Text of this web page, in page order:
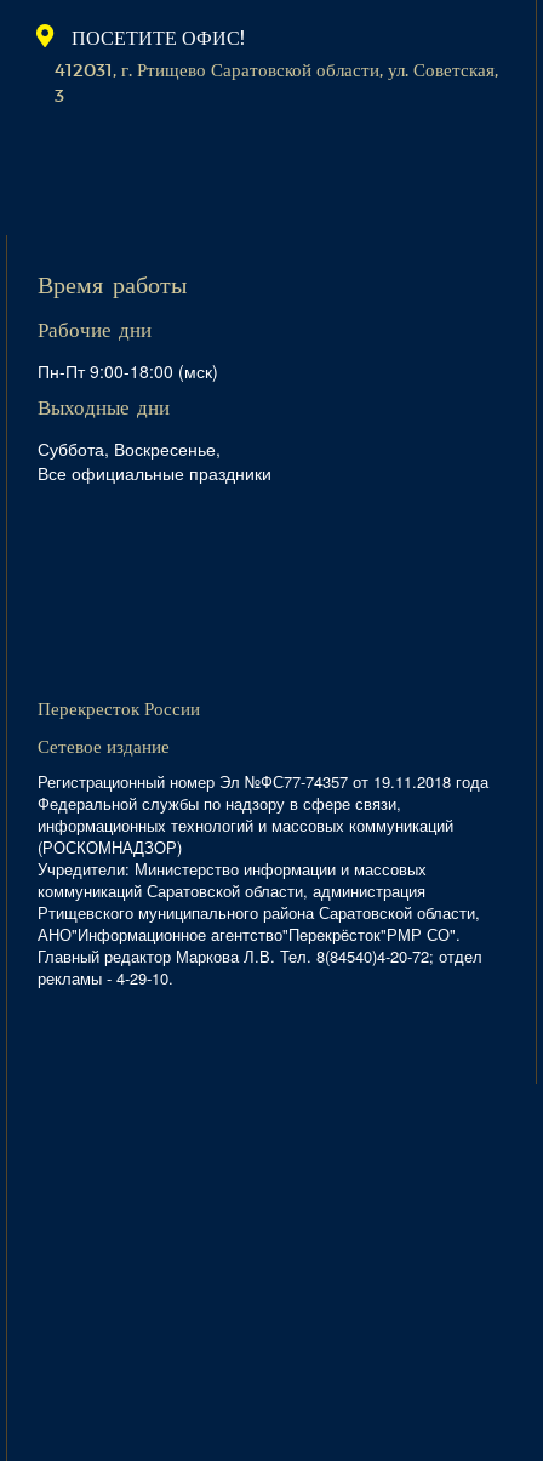
ПОСЕТИТЕ ОФИС!
412031, г. Ртищево Саратовской области, ул. Советская,
3
Время работы
Рабочие дни
Пн-Пт 9:00-18:00 (мск)
Выходные дни
Суббота, Воскресенье,
Все официальные праздники
Перекресток России
Сетевое издание
Регистрационный номер Эл №ФС77-74357 от 19.11.2018 года
Федеральной службы по надзору в сфере связи,
информационных технологий и массовых коммуникаций
(РОСКОМНАДЗОР)
Учредители: Министерство информации и массовых
коммуникаций Саратовской области, администрация
Ртищевского муниципального района Саратовской области,
АНО"Информационное агентство"Перекрёсток"РМР СО".
Главный редактор Маркова Л.В. Тел. 8(84540)4-20-72; отдел
рекламы - 4-29-10.